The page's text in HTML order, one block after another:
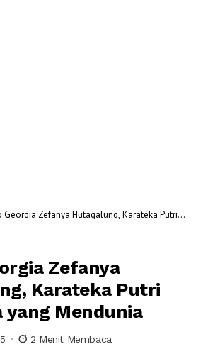
Georgia Zefanya Hutagalung, Karateka Putri
Zefanya
Karateka Putri
yang Mendunia
2 Menit Membaca